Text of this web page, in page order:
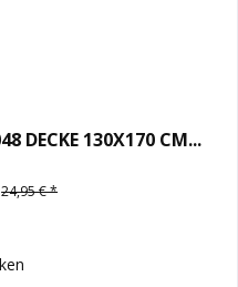
DECKE 130X170 CM...
24,95 € *